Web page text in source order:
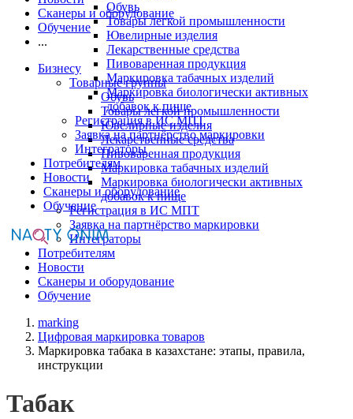
Обувь
Товары легкой промышленности
Ювелирные изделия
Лекарственные средства
Пивоваренная продукция
Маркировка табачных изделий
Маркировка биологически активных
добавок к пище
Регистрация в ИС МПТ
Заявка на партнёрство маркировки
Интеграторы
Потребителям
Новости
Сканеры и оборудование
Обучение
Сканеры и оборудование
Обучение
...
Бизнесу
Товарные группы
Обувь
Товары легкой промышленности
Ювелирные изделия
Лекарственные средства
Пивоваренная продукция
Маркировка табачных изделий
Маркировка биологически активных
добавок к пище
Регистрация в ИС МПТ
Заявка на партнёрство маркировки
Интеграторы
Потребителям
Новости
Сканеры и оборудование
Обучение
marking
Цифровая маркировка товаров
Маркировка табака в казахстане: этапы, правила,
инструкции
Табак